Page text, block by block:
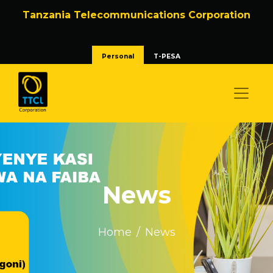
Tanzania Telecommunications Corporation
Personal T-PESA
News
Home News